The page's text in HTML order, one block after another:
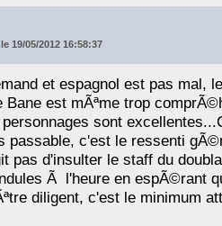
le 19/05/2012 16:58:37
et espagnol est pas mal,
Bane est mÃªme trop
sont
passable, c'est le ressenti
pas d'insulter le staff du
Ã l'heure en espÃ©rant
diligent, c'est le minimum